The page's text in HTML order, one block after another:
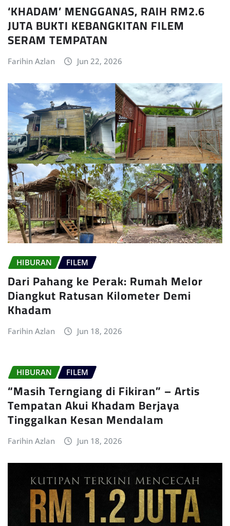
‘KHADAM’ MENGGANAS, RAIH RM2.6
JUTA BUKTI KEBANGKITAN FILEM
SERAM TEMPATAN
Farihin Azlan Jun 22, 2026
HIBURAN FILEM
Dari Pahang ke Perak: Rumah Melor
Diangkut Ratusan Kilometer Demi
Khadam
Farihin Azlan Jun 18, 2026
HIBURAN FILEM
“Masih Terngiang di Fikiran” – Artis
Tempatan Akui Khadam Berjaya
Tinggalkan Kesan Mendalam
Farihin Azlan Jun 18, 2026